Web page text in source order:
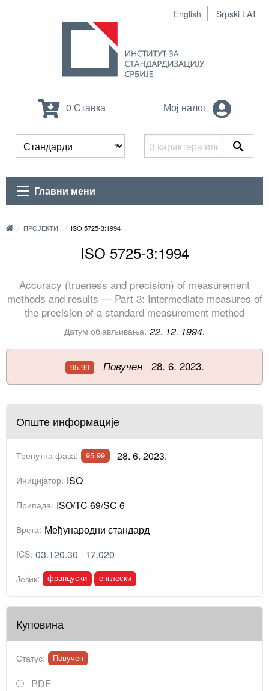
English Srpski LAT
0 Ставка Мој налог
Главни мени
ПРОЈЕКТИ ISO 5725-3:1994
ISO 5725-3:1994
Accuracy (trueness and precision) of measurement
methods and results — Part 3: Intermediate measures of
the precision of a standard measurement method
Датум објављивања: 22. 12. 1994.
95.99 Повучен28. 6. 2023.
Опште информације
Тренутна фаза: 95.99 28. 6. 2023.
Иницијатор: ISO
Припада: ISO/TC 69/SC 6
Врста: Међународни стандард
ICS: 03.120.30 17.020
Језик: француски енглески
Куповина
Статус: Повучен
PDF